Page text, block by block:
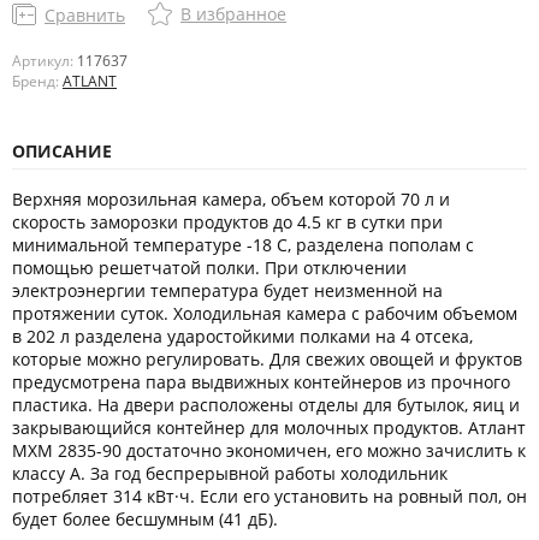
Сравнить В избранное
Артикул: 117637
Бренд: ATLANT
ОПИСАНИЕ
Верхняя морозильная камера, объем которой 70 л и
скорость заморозки продуктов до 4.5 кг в сутки при
минимальной температуре -18 С, разделена пополам с
помощью решетчатой полки. При отключении
электроэнергии температура будет неизменной на
протяжении суток. Холодильная камера с рабочим объемом
в 202 л разделена ударостойкими полками на 4 отсека,
которые можно регулировать. Для свежих овощей и фруктов
предусмотрена пара выдвижных контейнеров из прочного
пластика. На двери расположены отделы для бутылок, яиц и
закрывающийся контейнер для молочных продуктов. Атлант
МХМ 2835-90 достаточно экономичен, его можно зачислить к
классу А. За год беспрерывной работы холодильник
потребляет 314 кВт·ч. Если его установить на ровный пол, он
будет более бесшумным (41 дБ).